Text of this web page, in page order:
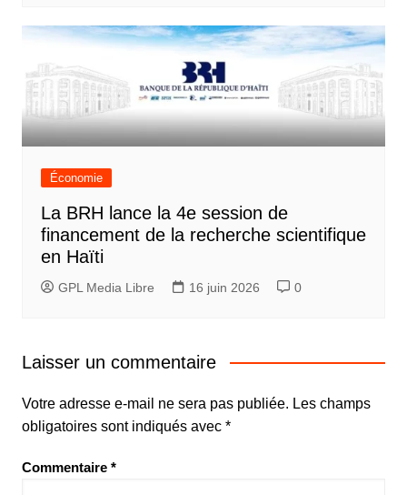
Économie
La BRH lance la 4e session de
financement de la recherche scientifique
en Haïti
GPL Media Libre 16 juin 2026 0
Laisser un commentaire
Votre adresse e-mail ne sera pas publiée. Les champs
obligatoires sont indiqués avec *
Commentaire *